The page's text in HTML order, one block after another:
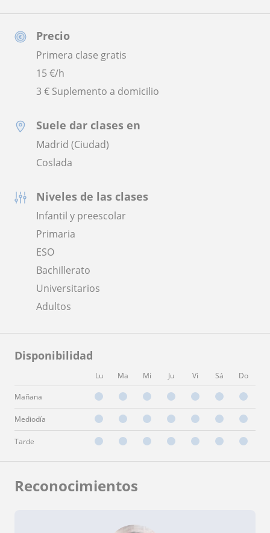
Precio
Primera clase gratis
15€/h
3 € Suplemento a domicilio
Suele dar clases en
Madrid (Ciudad)
Coslada
Niveles de las clases
Infantil y preescolar
Primaria
ESO
Bachillerato
Universitarios
Adultos
Disponibilidad
Lu Ma Mi Ju Vi Sá Do
Mañana
Mediodía
Tarde
Reconocimientos